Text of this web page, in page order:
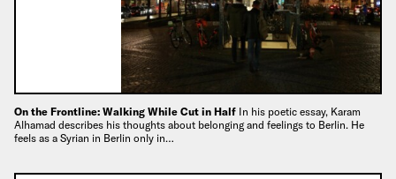
On the Frontline: Walking While Cut in Half In his poetic essay, Karam
Alhamad describes his thoughts about belonging and feelings to Berlin. He
feels as a Syrian in Berlin only in…